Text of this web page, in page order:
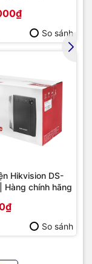
So sánh
Hikvision DS-
Hàng chính hãng
So sánh